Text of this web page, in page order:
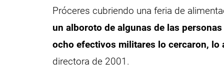
Próceres cubriendo una feria de
un alboroto de algunas de las
ocho efectivos militares lo cercaron, lo
directora de 2001.